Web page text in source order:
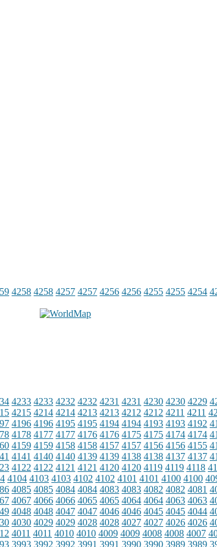
4258 4258 4257 4257 4256 4256 4255 4255 4254
4233 4233 4232 4232 4231 4231 4230 4230 4229
4215 4214 4214 4213 4213 4212 4212 4211 4211
4196 4196 4195 4195 4194 4194 4193 4193 4192
4178 4177 4177 4176 4176 4175 4175 4174 4174
4159 4159 4158 4158 4157 4157 4156 4156 4155
4141 4140 4140 4139 4139 4138 4138 4137 4137
4122 4122 4121 4121 4120 4120 4119 4119 4118
4104 4103 4103 4102 4102 4101 4101 4100 4100
4085 4085 4084 4084 4083 4083 4082 4082 4081
4067 4066 4066 4065 4065 4064 4064 4063 4063
4048 4048 4047 4047 4046 4046 4045 4045 4044
4030 4029 4029 4028 4028 4027 4027 4026 4026
4011 4011 4010 4010 4009 4009 4008 4008 4007
3993 3992 3992 3991 3991 3990 3990 3989 3989